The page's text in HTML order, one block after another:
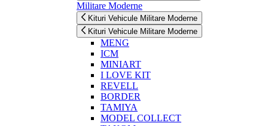
Militare Moderne
Kituri Vehicule Militare Moderne
Kituri Vehicule Militare Moderne
MENG
ICM
MINIART
I LOVE KIT
REVELL
BORDER
TAMIYA
MODEL COLLECT